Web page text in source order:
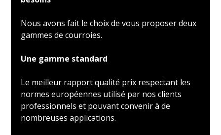
Nous avons fait le choix de vous proposer deux
gammes de courroies.
Une gamme standard
Le meilleur rapport qualité prix respectant les
normes européennes utilisé par nos clients
professionnels et pouvant convenir à de
nombreuses applications.